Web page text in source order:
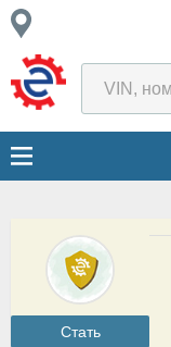
Cтать